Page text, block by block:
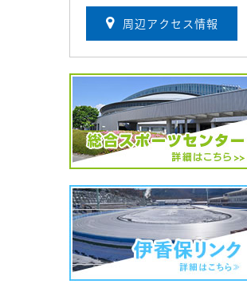
周辺アクセス情報